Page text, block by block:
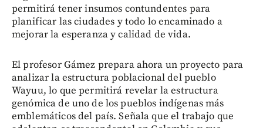
permitirá tener insumos contundentes para
planificar las ciudades y todo lo encaminado a
mejorar la esperanza y calidad de vida.
El profesor Gámez prepara ahora un proyecto para
analizar la estructura poblacional del pueblo
Wayuu, lo que permitirá revelar la estructura
genómica de uno de los pueblos indígenas más
emblemáticos del país. Señala que el trabajo que